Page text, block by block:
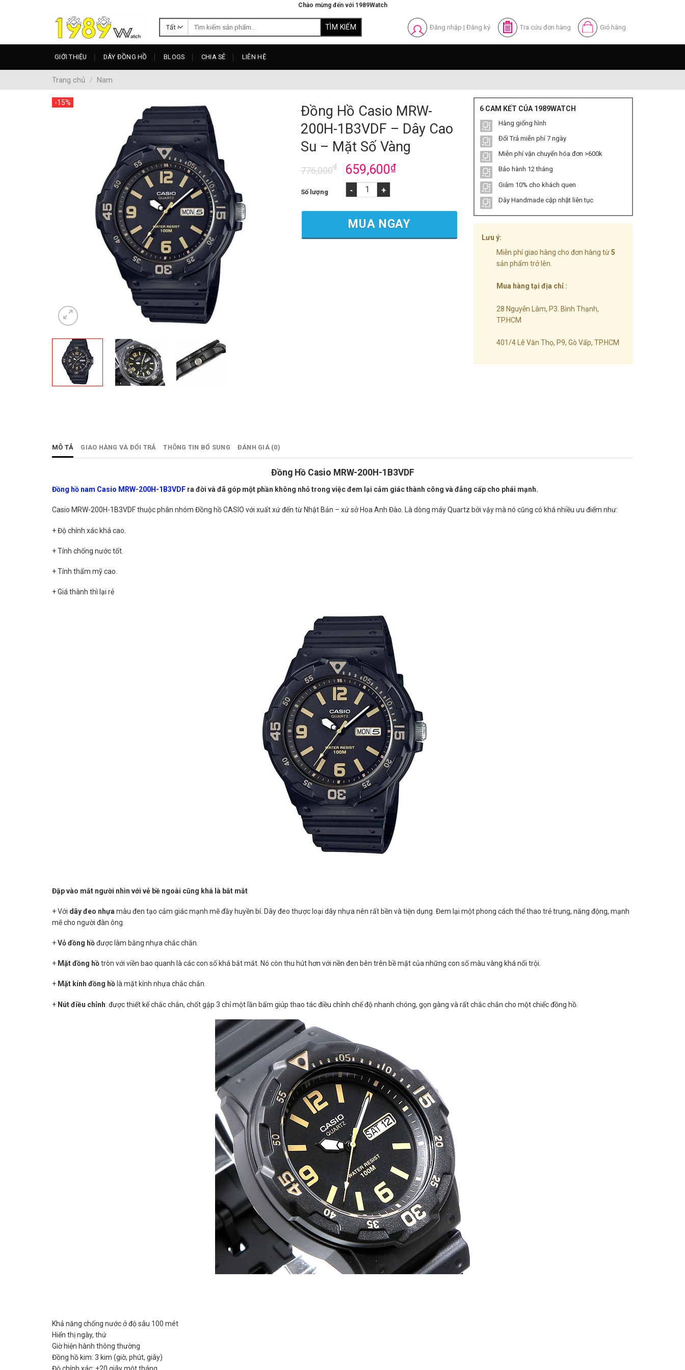
Chào mừng đến với 1989Watch
Tìm
Đăng nhập | Đăng ký Tra cứu đơn hàng Giỏ hàng
GIỚI THIỆU DÂY ĐỒNG HỒ BLOGS CHIA SẺ LIÊN HỆ
Trang chủ / Nam
-15%
Đồng Hồ Casio MRW-
200H-1B3VDF – Dây Cao
Su – Mặt Số Vàng
776,000₫ 659,600₫
Đồng Hồ Casio MRW-200H-1B3VDF - Dây Cao Su - Mặt Số Vàng số lượng
MUA NGAY
6 CAM KẾT CỦA 1989WATCH
Hàng giống hình
Đổi Trả miễn phí 7 ngày
Miễn phí vận chuyển hóa đơn >600k
Bảo hành 12 tháng
Giảm 10% cho khách quen
Dây Handmade cập nhật liên tục
Lưu ý:
Miễn phí giao hàng cho đơn hàng từ5
sản phẩm trở lên.
Mua hàng tại địa chỉ :
28 Nguyễn Lâm, P3. Bình Thạnh,
TP.HCM
401/4 Lê Văn Thọ, P9, Gò Vấp, TP.HCM
MÔ TẢ GIAO HÀNG VÀ ĐỔI TRẢ THÔNG TIN BỔ SUNG ĐÁNH GIÁ (0)
Đồng Hồ Casio MRW-200H-1B3VDF
Đồng hồ nam Casio MRW-200H-1B3VDF ra đời và đã góp một phần không nhỏ trong việc đem lại cảm giác thành công và đẳng cấp cho phái mạnh.
Casio MRW-200H-1B3VDF thuộc phân nhóm Đồng hồ CASIO với xuất xứ đến từ Nhật Bản – xứ sở Hoa Anh Đào. Là dòng máy Quartz bởi vậy mà nó cũng có khá nhiều ưu điểm như:
+ Độ chính xác khá cao.
+ Tính chống nước tốt.
+ Tính thẩm mỹ cao.
+ Giá thành thì lại rẻ
Đập vào mắt người nhìn với vẻ bề ngoài cũng khá là bắt mắt
+ Với dây đeo nhựa màu đen tạo cảm giác mạnh mẽ đầy huyền bí. Dây đeo thược loại dây nhựa nên rất bền và tiện dụng. Đem lại một phong cách thể thao trẻ trung, năng động, mạnh
mẽ cho người đàn ông.
+Vỏ đồng hồđược làm bằng nhựa chắc chắn.
+ Mặt đồng hồtròn với viền bao quanh là các con số khá bắt mắt. Nó còn thu hút hơn với nền đen bên trên bề mặt của những con số màu vàng khá nổi trội.
+ Mặt kính đồng hồ là mặt kính nhựa chắc chắn.
+ Nút điều chỉnh: được thiết kế chắc chắn, chốt gập 3 chỉ một lần bấm giúp thao tác điều chỉnh chế độ nhanh chóng, gọn gàng và rất chắc chắn cho một chiếc đồng hồ.
Khả năng chống nước ở độ sâu 100 mét
Hiển thị ngày, thứ
Giờ hiện hành thông thường
Đồng hồ kim: 3 kim (giờ, phút, giây)